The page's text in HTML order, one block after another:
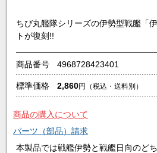
ちび丸艦隊シリーズの伊勢型戦艦「
トが復刻!!
商品番号 4968728423401
標準価格 2,860円 （税込・送料別）
商品の購入について
パーツ（部品）請求
本製品では戦艦伊勢と戦艦日向のど